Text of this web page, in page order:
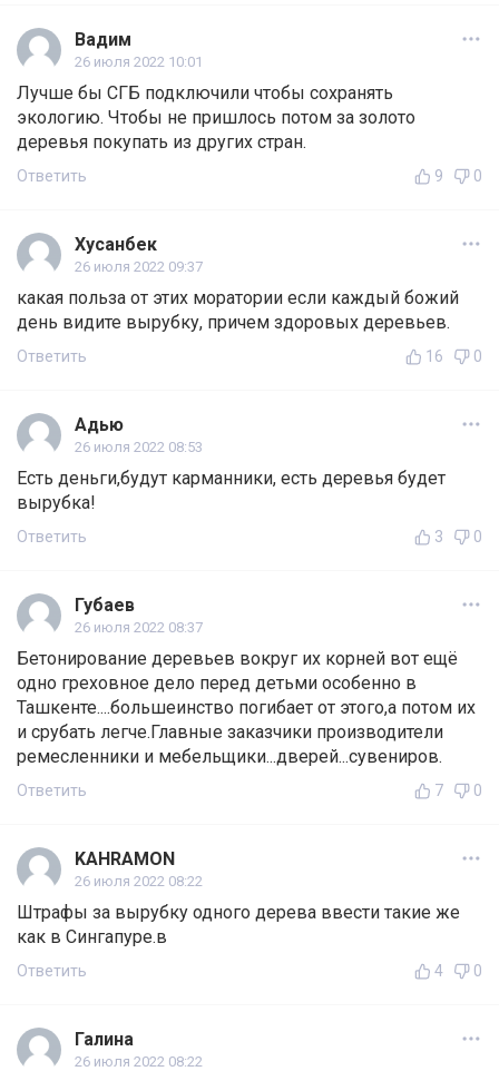
Вадим
26 июля 2022 10:01
Лучше бы СГБ подключили чтобы сохранять
экологию. Чтобы не пришлось потом за золото
деревья покупать из других стран.
Ответить 9 0
Хусанбек
26 июля 2022 09:37
какая польза от этих моратории если каждый божий
день видите вырубку, причем здоровых деревьев.
Ответить 16 0
Адью
26 июля 2022 08:53
Есть деньги,будут карманники, есть деревья будет
вырубка!
Ответить 3 0
Губаев
26 июля 2022 08:37
Бетонирование деревьев вокруг их корней вот ещё
одно греховное дело перед детьми особенно в
Ташкенте....большеинство погибает от этого,а потом их
и срубать легче.Главные заказчики производители
ремесленники и мебельщики...дверей...сувениров.
Ответить 7 0
KAHRAMON
26 июля 2022 08:22
Штрафы за вырубку одного дерева ввести такие же
как в Сингапуре.в
Ответить 4 0
Галина
26 июля 2022 08:22